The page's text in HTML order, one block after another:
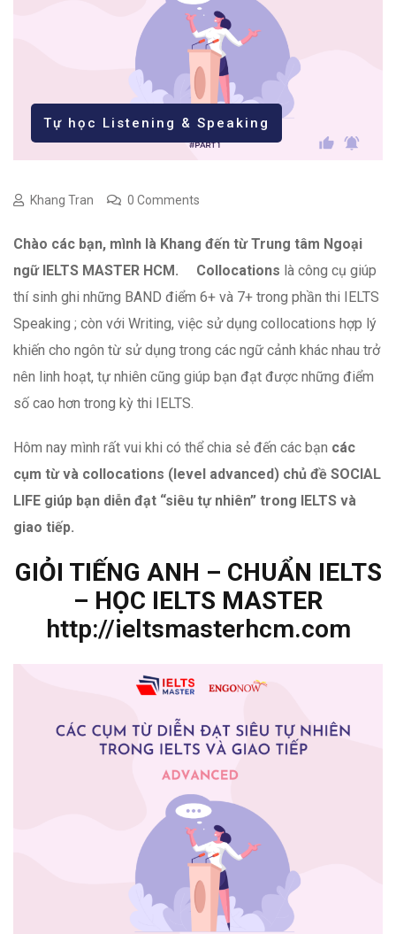
Tự học Listening & Speaking
Khang Tran 0 Comments
Chào các bạn, mình là Khang đến từ Trung tâm Ngoại
ngữ IELTS MASTER HCM. Collocations là công cụ giúp
thí sinh ghi những BAND điểm 6+ và 7+ trong phần thi IELTS
Speaking ; còn với Writing, việc sử dụng collocations hợp lý
khiến cho ngôn từ sử dụng trong các ngữ cảnh khác nhau trở
nên linh hoạt, tự nhiên cũng giúp bạn đạt được những điểm
số cao hơn trong kỳ thi IELTS.
Hôm nay mình rất vui khi có thể chia sẻ đến các bạn các
cụm từ và collocations (level advanced) chủ đề SOCIAL
LIFE giúp bạn diễn đạt “siêu tự nhiên” trong IELTS và
giao tiếp.
GIỎI TIẾNG ANH – CHUẨN IELTS
– HỌC IELTS MASTER
http://ieltsmasterhcm.com